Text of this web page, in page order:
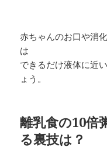
赤ちゃんのお口や消
は
できるだけ液体に近
ょう。
離乳食の10倍
る裏技は？